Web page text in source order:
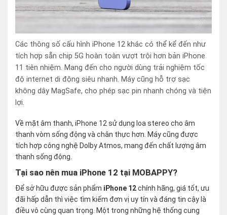
Các thông số cấu hình iPhone 12 khác có thể kể đến như
tích hợp sẵn chip 5G hoàn toàn vượt trội hơn bản iPhone
11 tiên nhiệm. Mang đến cho người dùng trải nghiệm tốc
độ internet di động siêu nhanh. Máy cũng hỗ trợ sạc
không dây MagSafe, cho phép sạc pin nhanh chóng và tiện
lợi.
Về mặt âm thanh, iPhone 12 sử dụng loa stereo cho âm
thanh vòm sống động và chân thực hơn. Máy cũng được
tích hợp công nghệ Dolby Atmos, mang đến chất lượng âm
thanh sống động.
Tại sao nên mua iPhone 12 tại MOBAPPY?
Để sở hữu được sản phẩm iPhone 12chính hãng, giá tốt, ưu
đãi hấp dẫn thì việc tìm kiếm đơn vị uy tín và đáng tin cậy là
điều vô cùng quan trọng. Một trong những hệ thống cung